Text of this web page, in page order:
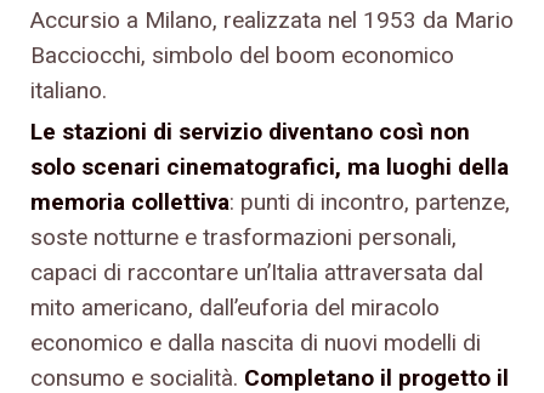
Accursio a Milano, realizzata nel 1953 da Mario
Bacciocchi, simbolo del boom economico
italiano.
Le stazioni di servizio diventano così non
solo scenari cinematografici, ma luoghi della
memoria collettiva: punti di incontro, partenze,
soste notturne e trasformazioni personali,
capaci di raccontare un’Italia attraversata dal
mito americano, dall’euforia del miracolo
economico e dalla nascita di nuovi modelli di
consumo e socialità. Completano il progetto il